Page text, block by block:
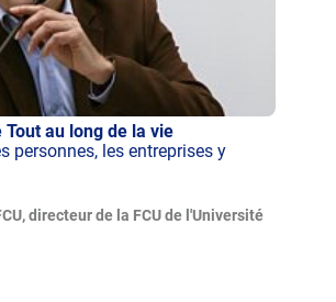
au long de la vie
personnes, les entreprises y
directeur de la FCU de l'Université